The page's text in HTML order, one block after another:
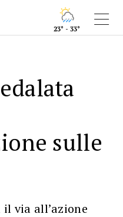
23° - 33°
sulle
via all’azione